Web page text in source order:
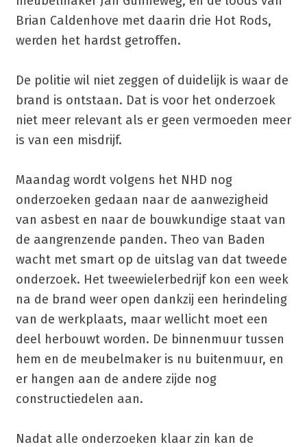
Brian Caldenhove met daarin drie Hot Rods,
werden het hardst getroffen.
De politie wil niet zeggen of duidelijk is waar de
brand is ontstaan. Dat is voor het onderzoek
niet meer relevant als er geen vermoeden meer
is van een misdrijf.
Maandag wordt volgens het NHD nog
onderzoeken gedaan naar de aanwezigheid
van asbest en naar de bouwkundige staat van
de aangrenzende panden. Theo van Baden
wacht met smart op de uitslag van dat tweede
onderzoek. Het tweewielerbedrijf kon een week
na de brand weer open dankzij een herindeling
van de werkplaats, maar wellicht moet een
deel herbouwt worden. De binnenmuur tussen
hem en de meubelmaker is nu buitenmuur, en
er hangen aan de andere zijde nog
constructiedelen aan.
Nadat alle onderzoeken klaar zin kan de